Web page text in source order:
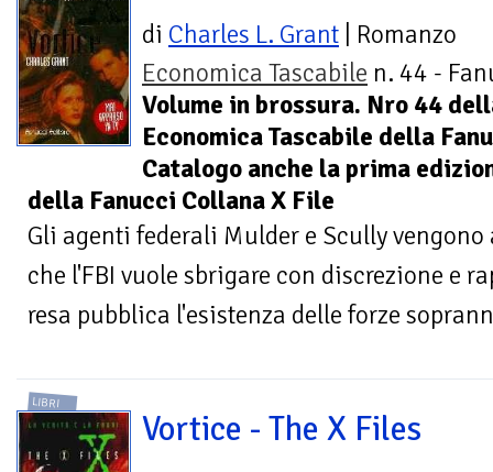
di Charles L. Grant | Romanzo
Economica Tascabile n. 44 -
Volume in brossura. Nro 44
Economica Tascabile della
Catalogo anche la prima
della Fanucci Collana X File
Gli agenti federali Mulder e Scully
che l'FBI vuole sbrigare con discrezione e
resa pubblica l'esistenza delle forze
LIBRI
Vortice - The X Files